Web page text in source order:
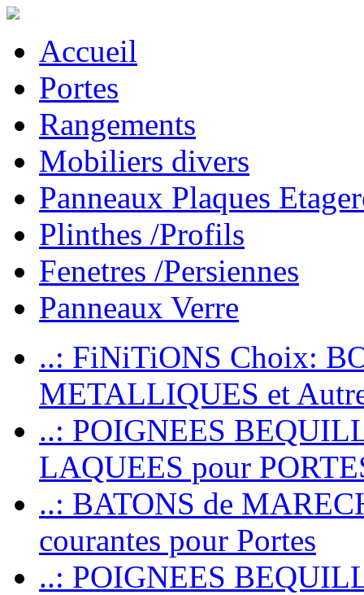
Accueil
Portes
Rangements
Mobiliers divers
Panneaux Plaques
Plinthes /Profils
Fenetres /Persiennes
Panneaux Verre
..: FiNiTiONS Choix:
METALLIQUES et
..: POIGNEES
LAQUEES pour
..: BATONS de
courantes pour Portes
..: POIGNEES